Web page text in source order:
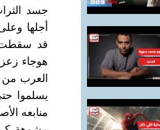
جسد
أجلها
قد سقطت
هوجاء
العرب من
يسلموا
منابعه